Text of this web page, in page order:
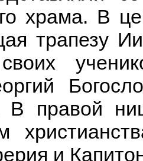
храма. В
трапезу
В правой
и